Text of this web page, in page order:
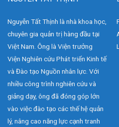
Nguyễn Tất Thịnh là nhà khoa học,
chuyên gia quản trị hàng đầu tại
Việt Nam. Ông là Viện trưởng
Viện Nghiên cứu Phát triển Kinh tế
và Đào tạo Nguồn nhân lực. Với
nhiều công trình nghiên cứu và
giảng dạy, ông đã đóng góp lớn
vào việc đào tạo các thế hệ quản
lý, nâng cao năng lực cạnh tranh